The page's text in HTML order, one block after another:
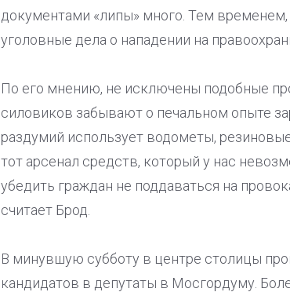
документами «липы» много. Тем
уголовные дела о нападении на
По его мнению, не исключены подобные
силовиков забывают о печальном опыте
раздумий использует водометы,
тот арсенал средств, который у нас
убедить граждан не поддаваться на
считает Брод.
В минувшую субботу в центре столицы
кандидатов в депутаты в Мосгордуму.